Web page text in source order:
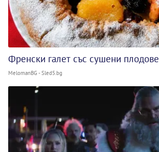
Френски галет със сушени плодове
MelomanBG - Sled5.bg